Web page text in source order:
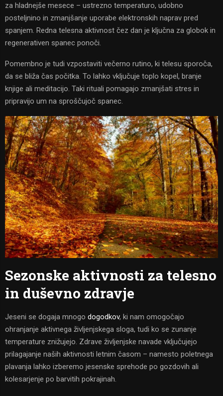
za hladnejše mesece – ustrezno temperaturo, udobno
posteljnino in zmanjšanje uporabe elektronskih naprav pred
spanjem. Redna telesna aktivnost čez dan je ključna za globok in
regenerativen spanec ponoči.
Pomembno je tudi vzpostaviti večerno rutino, ki telesu sporoča,
da se bliža čas počitka. To lahko vključuje toplo kopel, branje
knjige ali meditacijo. Taki rituali pomagajo zmanjšati stres in
pripravijo um na sproščujoč spanec.
Sezonske aktivnosti za telesno
in duševno zdravje
Jeseni se dogaja mnogo dogodkov, ki nam omogočajo
ohranjanje aktivnega življenjskega sloga, tudi ko se zunanje
temperature znižujejo. Zdrave življenjske navade vključujejo
prilagajanje naših aktivnosti letnim časom – namesto poletnega
plavanja lahko izberemo jesenske sprehode po gozdovih ali
kolesarjenje po barvitih pokrajinah.